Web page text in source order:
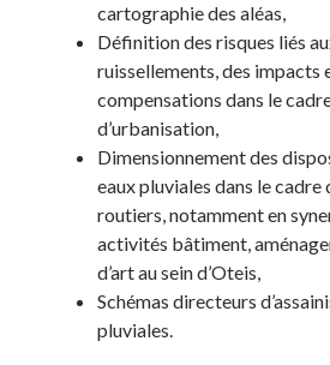
cartographie des aléas,
Définition des risques liés
ruissellements, des impacts
compensations dans le
d’urbanisation,
Dimensionnement des
eaux pluviales dans le
routiers, notamment en
activités bâtiment,
d’art au sein d’Oteis,
Schémas directeurs
pluviales.